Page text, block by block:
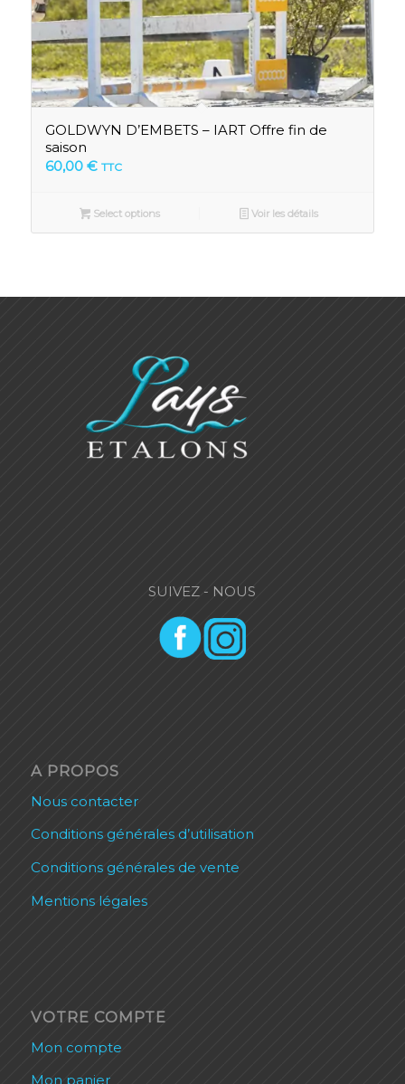
GOLDWYN D’EMBETS – IART Offre fin de
saison
60,00 € TTC
Select options Voir les détails
SUIVEZ - NOUS
A PROPOS
Nous contacter
Conditions générales d’utilisation
Conditions générales de vente
Mentions légales
VOTRE COMPTE
Mon compte
Mon panier